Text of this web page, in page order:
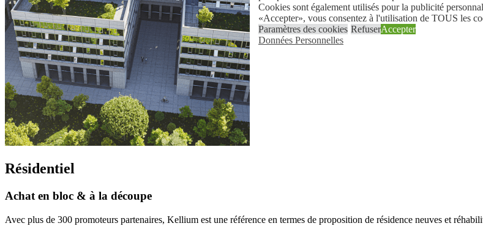
Résidentiel
Achat en bloc & à la découpe
Avec plus de 300 promoteurs partenaires, Kellium est une référence en termes de proposition de résidence neuves et
Cookies sont également utilisés pour la publicité
«Accepter», vous consentez à l'utilisation de TOUS les
Paramètres des cookies RefuserAccepter
Données Personnelles